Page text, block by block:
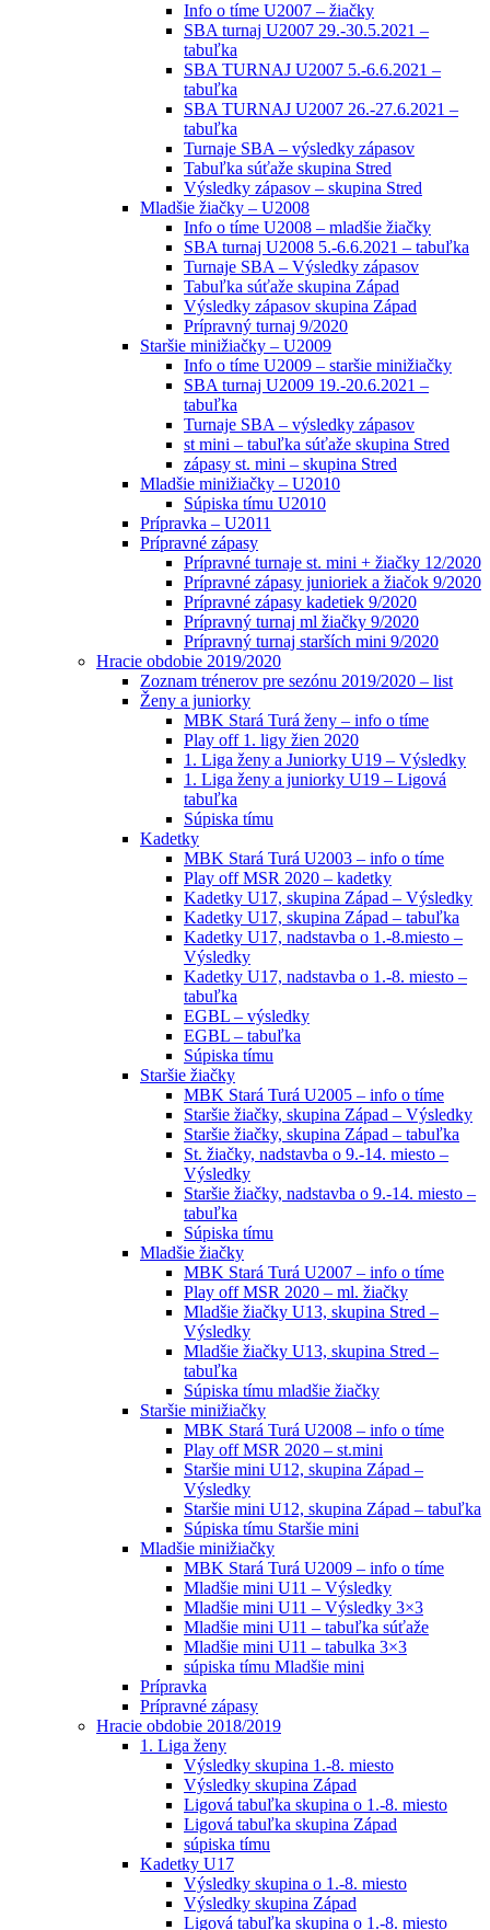
Info o tíme U2007 – žiačky
SBA turnaj U2007 29.-30.5.2021 –
tabuľka
SBA TURNAJ U2007 5.-6.6.2021 –
tabuľka
SBA TURNAJ U2007 26.-27.6.2021 –
tabuľka
Turnaje SBA – výsledky zápasov
Tabuľka súťaže skupina Stred
Výsledky zápasov – skupina Stred
Mladšie žiačky – U2008
Info o tíme U2008 – mladšie žiačky
SBA turnaj U2008 5.-6.6.2021 – tabuľka
Turnaje SBA – Výsledky zápasov
Tabuľka súťaže skupina Západ
Výsledky zápasov skupina Západ
Prípravný turnaj 9/2020
Staršie minižiačky – U2009
Info o tíme U2009 – staršie minižiačky
SBA turnaj U2009 19.-20.6.2021 –
tabuľka
Turnaje SBA – výsledky zápasov
st mini – tabuľka súťaže skupina Stred
zápasy st. mini – skupina Stred
Mladšie minižiačky – U2010
Súpiska tímu U2010
Prípravka – U2011
Prípravné zápasy
Prípravné turnaje st. mini + žiačky 12/2020
Prípravné zápasy junioriek a žiačok 9/2020
Prípravné zápasy kadetiek 9/2020
Prípravný turnaj ml žiačky 9/2020
Prípravný turnaj starších mini 9/2020
Hracie obdobie 2019/2020
Zoznam trénerov pre sezónu 2019/2020 – list
Ženy a juniorky
MBK Stará Turá ženy – info o tíme
Play off 1. ligy žien 2020
1. Liga ženy a Juniorky U19 – Výsledky
1. Liga ženy a juniorky U19 – Ligová
tabuľka
Súpiska tímu
Kadetky
MBK Stará Turá U2003 – info o tíme
Play off MSR 2020 – kadetky
Kadetky U17, skupina Západ – Výsledky
Kadetky U17, skupina Západ – tabuľka
Kadetky U17, nadstavba o 1.-8.miesto –
Výsledky
Kadetky U17, nadstavba o 1.-8. miesto –
tabuľka
EGBL – výsledky
EGBL – tabuľka
Súpiska tímu
Staršie žiačky
MBK Stará Turá U2005 – info o tíme
Staršie žiačky, skupina Západ – Výsledky
Staršie žiačky, skupina Západ – tabuľka
St. žiačky, nadstavba o 9.-14. miesto –
Výsledky
Staršie žiačky, nadstavba o 9.-14. miesto –
tabuľka
Súpiska tímu
Mladšie žiačky
MBK Stará Turá U2007 – info o tíme
Play off MSR 2020 – ml. žiačky
Mladšie žiačky U13, skupina Stred –
Výsledky
Mladšie žiačky U13, skupina Stred –
tabuľka
Súpiska tímu mladšie žiačky
Staršie minižiačky
MBK Stará Turá U2008 – info o tíme
Play off MSR 2020 – st.mini
Staršie mini U12, skupina Západ –
Výsledky
Staršie mini U12, skupina Západ – tabuľka
Súpiska tímu Staršie mini
Mladšie minižiačky
MBK Stará Turá U2009 – info o tíme
Mladšie mini U11 – Výsledky
Mladšie mini U11 – Výsledky 3×3
Mladšie mini U11 – tabuľka súťaže
Mladšie mini U11 – tabulka 3×3
súpiska tímu Mladšie mini
Prípravka
Prípravné zápasy
Hracie obdobie 2018/2019
1. Liga ženy
Výsledky skupina 1.-8. miesto
Výsledky skupina Západ
Ligová tabuľka skupina o 1.-8. miesto
Ligová tabuľka skupina Západ
súpiska tímu
Kadetky U17
Výsledky skupina o 1.-8. miesto
Výsledky skupina Západ
Ligová tabuľka skupina o 1.-8. miesto